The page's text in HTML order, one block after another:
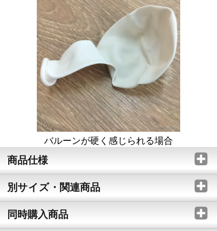
バルーンが硬く感じられる場合
商品仕様
別サイズ・関連商品
同時購入商品